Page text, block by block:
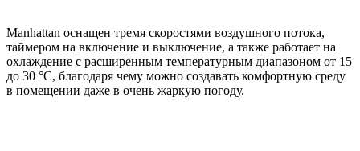
Manhattan оснащен тремя скоростями воздушного потока,
таймером на включение и выключение, а также работает на
охлаждение с расширенным температурным диапазоном от 15
до 30 °С, благодаря чему можно создавать комфортную среду
в помещении даже в очень жаркую погоду.